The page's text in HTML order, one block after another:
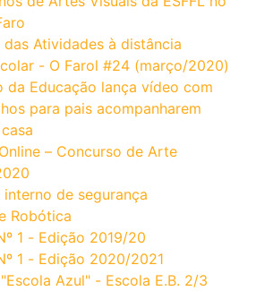
Atividades à distância
- O Farol #24 (março/2020)
da Educação lança vídeo com
para pais acompanharem
– Concurso de Arte
de segurança
Robótica
1 - Edição 2019/20
1 - Edição 2020/2021
Azul" - Escola E.B. 2/3